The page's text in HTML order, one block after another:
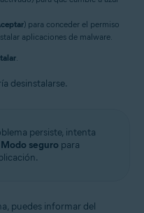
) para conceder el permiso
aplicaciones de malware.
.
desinstalarse.
persiste, intenta
Modo seguro para
puedes informar del